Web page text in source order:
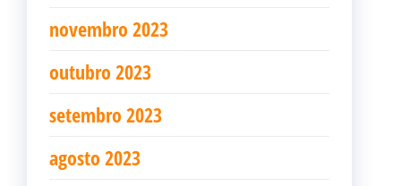
novembro 2023
outubro 2023
setembro 2023
agosto 2023